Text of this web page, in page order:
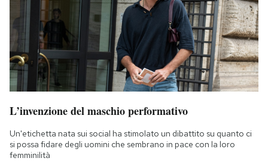
L’invenzione del maschio performativo
Un'etichetta nata sui social ha stimolato un dibattito su quanto ci
si possa fidare degli uomini che sembrano in pace con la loro
femminilità